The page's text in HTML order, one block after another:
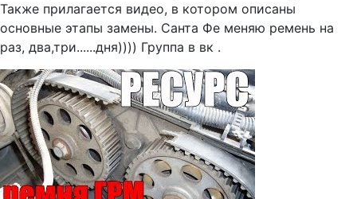
Также прилагается видео, в котором описаны
основные этапы замены. Санта Фе меняю ремень на
раз, два,три......дня)))) Группа в вк .